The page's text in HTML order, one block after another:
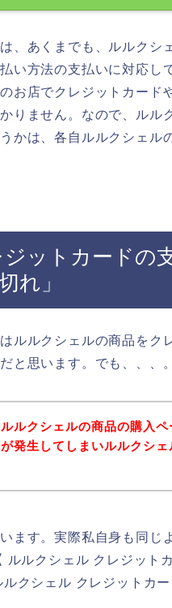
、あくまでも、ルルクシ
い方法の支払いに対応し
お店でクレジットカード
りません。なので、ルル
かは、各自ルルクシェル
ットカードの
れ」
ルルクシェルの商品をク
と思います。でも、、、。
ルクシェルの商品の購入ペ
発生してしまいルルクシ
ます。実際私自身も同じ
ルルクシェル クレジッ
クシェル クレジットカ